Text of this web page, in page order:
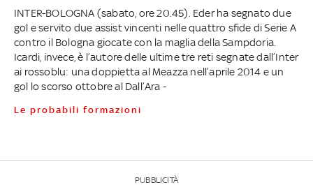
INTER-BOLOGNA (sabato, ore 20.45). Eder ha segnato due
gol e servito due assist vincenti nelle quattro sfide di Serie A
contro il Bologna giocate con la maglia della Sampdoria.
Icardi, invece, è l’autore delle ultime tre reti segnate dall’Inter
ai rossoblu: una doppietta al Meazza nell’aprile 2014 e un
gol lo scorso ottobre al Dall’Ara -
Le probabili formazioni
PUBBLICITÀ